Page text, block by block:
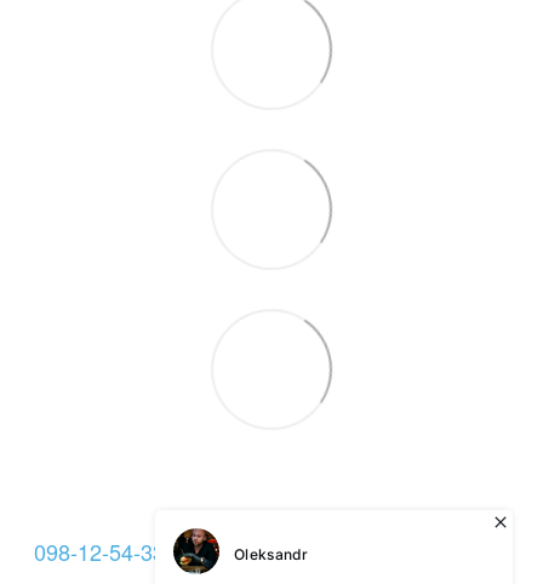
098-12-54-333 093-12-54-333